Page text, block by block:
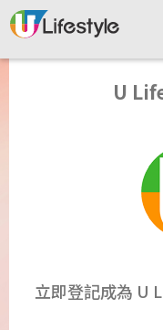
U
立即登記成為 U